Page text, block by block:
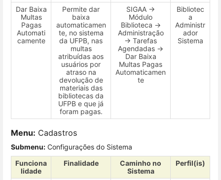
Dar Baixa
Multas
Pagas
Automati
camente
Permite dar
baixa
automaticamen
te, no sistema
da UFPB, nas
multas
atribuídas aos
usuários por
atraso na
devolução de
materiais das
bibliotecas da
UFPB e que já
foram pagas.
SIGAA →
Módulo
Biblioteca →
Administração
→ Tarefas
Agendadas →
Dar Baixa
Multas Pagas
Automaticamen
te
Bibliotec
a
Administr
ador
Sistema
Menu: Cadastros
Submenu: Configurações do Sistema
Funciona
lidade
Finalidade
Caminho no
Sistema
Perfil(is)